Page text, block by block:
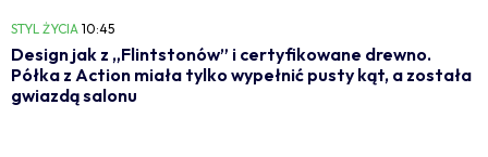
STYL ŻYCIA 10:45
Design jak z „Flintstonów” i certyfikowane drewno.
Półka z Action miała tylko wypełnić pusty kąt, a została
gwiazdą salonu